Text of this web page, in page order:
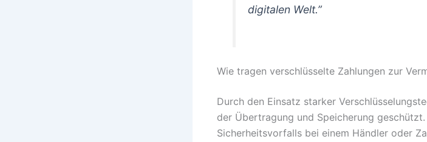
digitalen Welt.”
Wie tragen verschlüsselte Zahlungen zur
Durch den Einsatz starker
der Übertragung und Speicherung
Sicherheitsvorfalls bei einem Händler oder